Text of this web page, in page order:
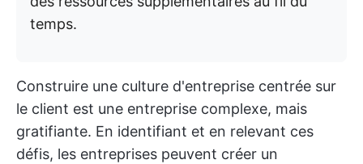
temps.
Construire une culture d'entreprise centrée sur
le client est une entreprise complexe, mais
gratifiante. En identifiant et en relevant ces
défis, les entreprises peuvent créer un